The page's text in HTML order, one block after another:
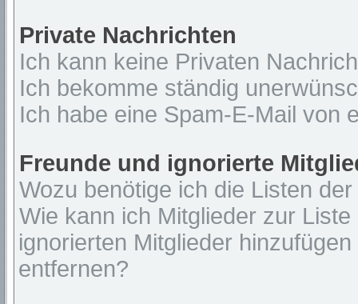
Private Nachrichten
Ich kann keine Privaten
Ich bekomme ständig
Ich habe eine Spam-E-Mail von
Freunde und ignorierte
Wozu benötige ich die Listen
Wie kann ich Mitglieder zur
ignorierten Mitglieder
entfernen?